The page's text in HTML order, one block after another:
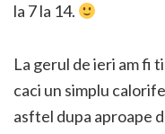
la 7 la 14.
La gerul de ieri am fi
caci un simplu
asftel dupa aproape